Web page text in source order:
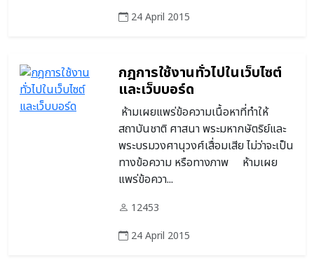
24 April 2015
กฎการใช้งานทั่วไปในเว็บไซต์
และเว็บบอร์ด
ห้ามเผยแพร่ข้อความเนื้อหาที่ทำให้
สถาบันชาติ ศาสนา พระมหากษัตริย์และ
พระบรมวงศานุวงศ์เสื่อมเสีย ไม่ว่าจะเป็น
ทางข้อความ หรือทางภาพ ห้ามเผย
แพร่ข้อควา...
12453
24 April 2015